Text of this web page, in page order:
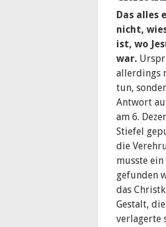
Das alles
nicht,
ist, wo
war.
allerdings
tun,
Antwort
am 6.
Stiefel
die
musste
gefunden
das
Gestalt,
verlagerte